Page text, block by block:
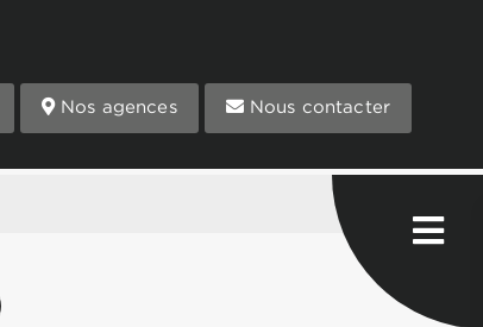
Nos agences Nous contacter